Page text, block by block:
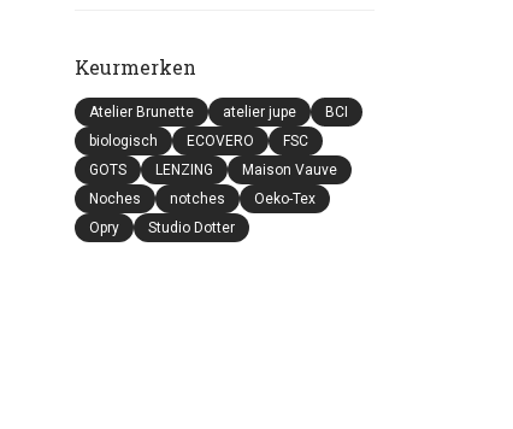
Keurmerken
Atelier Brunette atelier jupe
BCI
biologisch
ECOVERO
FSC
GOTS
LENZING
Maison Vauve
Noches
notches
Oeko-Tex
Opry
Studio Dotter